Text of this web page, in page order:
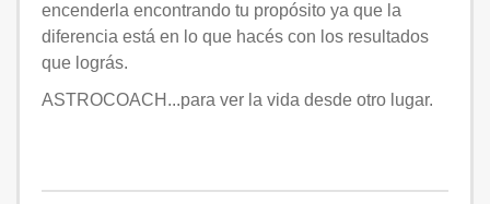
encenderla encontrando tu propósito ya que la
diferencia está en lo que hacés con los resultados
que lográs.
ASTROCOACH...para ver la vida desde otro lugar.